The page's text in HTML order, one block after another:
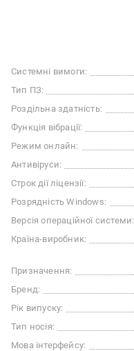
Системні вимоги:
Тип ПЗ:
Роздільна здатність:
Функція вібрації:
Режим онлайн:
Антивіруси:
Строк дії ліцензії:
Розрядність Windows:
Версія операційної системи:
Країна-виробник:
Призначення:
Бренд:
Рік випуску:
Тип носія:
Мова інтерфейсу: